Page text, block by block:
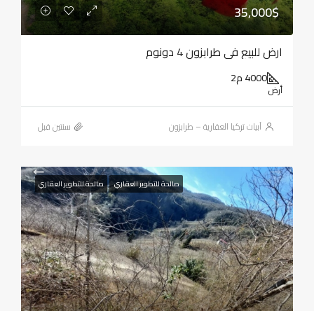
35,000$
ارض للبيع في طرابزون 4 دونوم
4000 م2
أرض
أبيات تركيا العقارية – طرابزون ‏سنتين قبل
صالحة للتطوير العقاري صالحة للتطوير العقاري